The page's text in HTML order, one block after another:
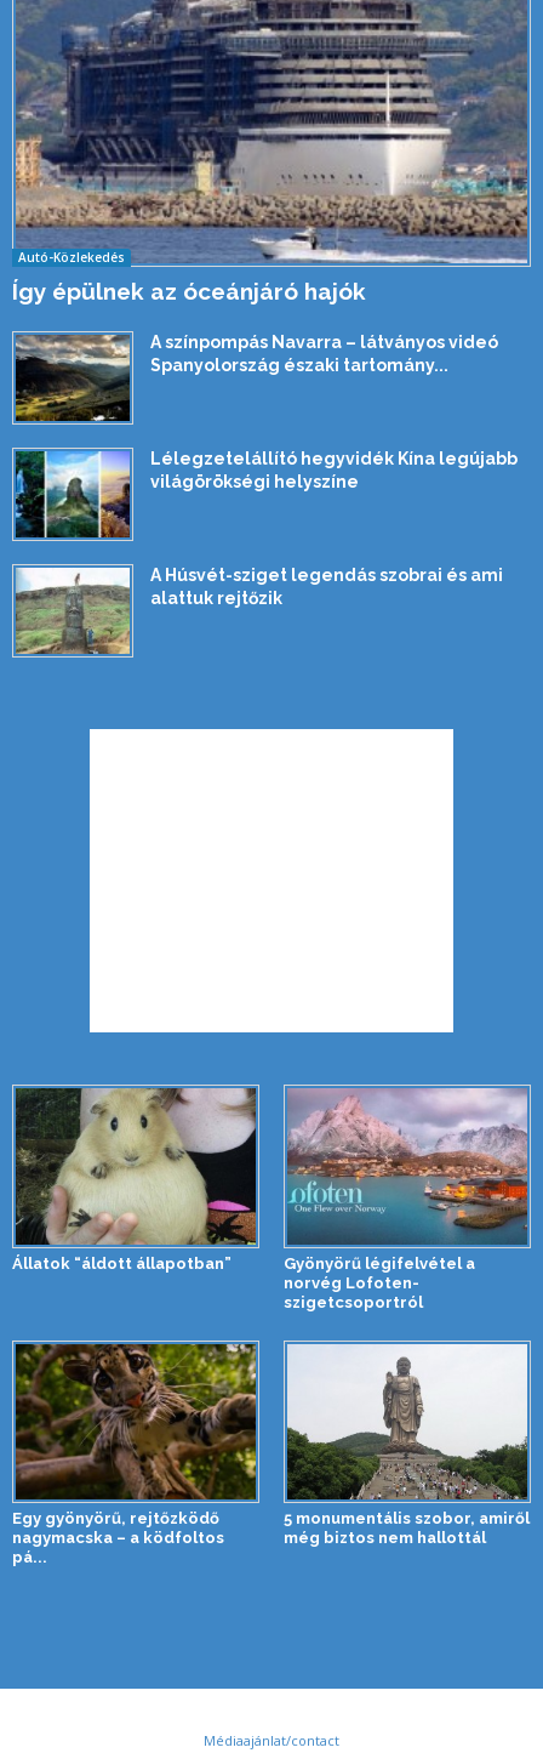
Autó-Közlekedés
Így épülnek az óceánjáró hajók
A színpompás Navarra – látványos videó
Spanyolország északi tartomány...
Lélegzetelállító hegyvidék Kína legújabb
világörökségi helyszíne
A Húsvét-sziget legendás szobrai és ami
alattuk rejtőzik
Állatok “áldott állapotban”
Gyönyörű légifelvétel a
norvég Lofoten-
szigetcsoportról
Egy gyönyörű, rejtőzködő
nagymacska – a ködfoltos
pá...
5 monumentális szobor, amiről
még biztos nem hallottál
Médiaajánlat/contact